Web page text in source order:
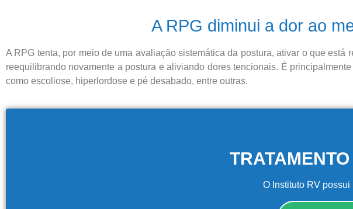
A RPG diminui a dor ao
A RPG tenta, por meio de uma avaliação sistemática da postura, ativar o que
reequilibrando novamente a postura e aliviando dores tencionais. É
como escoliose, hiperlordose e pé desabado, entre outras.
O Instituto RV